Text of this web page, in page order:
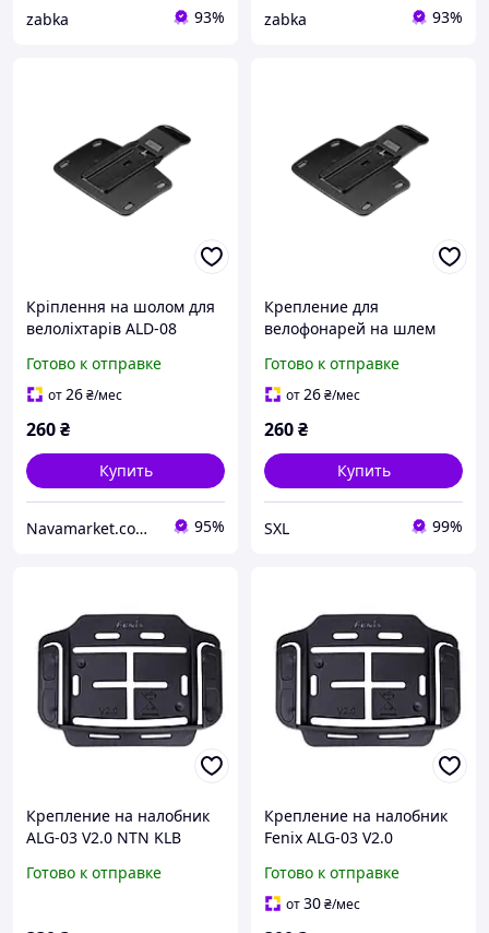
zabka 93% zabka 93%
Кріплення на шолом для
велоліхтарів ALD-08
Готово к отправке
от26₴/мес
260₴
Купить
Navamarket.com.ua © Туристическое и спортивное снаряжение 95%
Крепление для
велофонарей на шлем
совместимое с моделями
BC21R V2.0, BC30R, BC25R,
Готово к отправке
от26₴/мес
260₴
Купить
SXL 99%
Крепление на налобник
ALG-03 V2.0 NTN KLB
Готово к отправке
Крепление на налобник
Fenix ALG-03 V2.0
Готово к отправке
от30₴/мес